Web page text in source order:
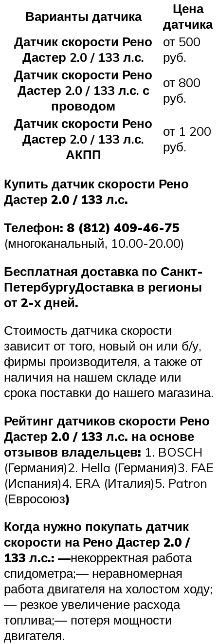
Варианты датчика
Цена
датчика
Датчик скорости Рено
Дастер 2.0 / 133 л.с.
от 500
руб.
Датчик скорости Рено
Дастер 2.0 / 133 л.с. с
проводом
от 800
руб.
Датчик скорости Рено
Дастер 2.0 / 133 л.с.
АКПП
от 1 200
руб.
Купить датчик скорости Рено
Дастер 2.0 / 133 л.с.
Телефон: 8 (812) 409-46-75
(многоканальный, 10.00-20.00)
Бесплатная доставка по Санкт-
ПетербургуДоставка в регионы
от 2-х дней.
Стоимость датчика скорости
зависит от того, новый он или б/у,
фирмы производителя, а также от
наличия на нашем складе или
срока поставки до нашего магазина.
Рейтинг датчиков скорости Рено
Дастер 2.0 / 133 л.с. на основе
отзывов владельцев: 1. BOSCH
(Германия)2. Hella (Германия)3. FAE
(Испания)4. ERA (Италия)5. Patron
(Евросоюз)
Когда нужно покупать датчик
скорости на Рено Дастер 2.0 /
133 л.с.: —некорректная работа
спидометра;— неравномерная
работа двигателя на холостом ходу;
— резкое увеличение расхода
топлива;— потеря мощности
двигателя.